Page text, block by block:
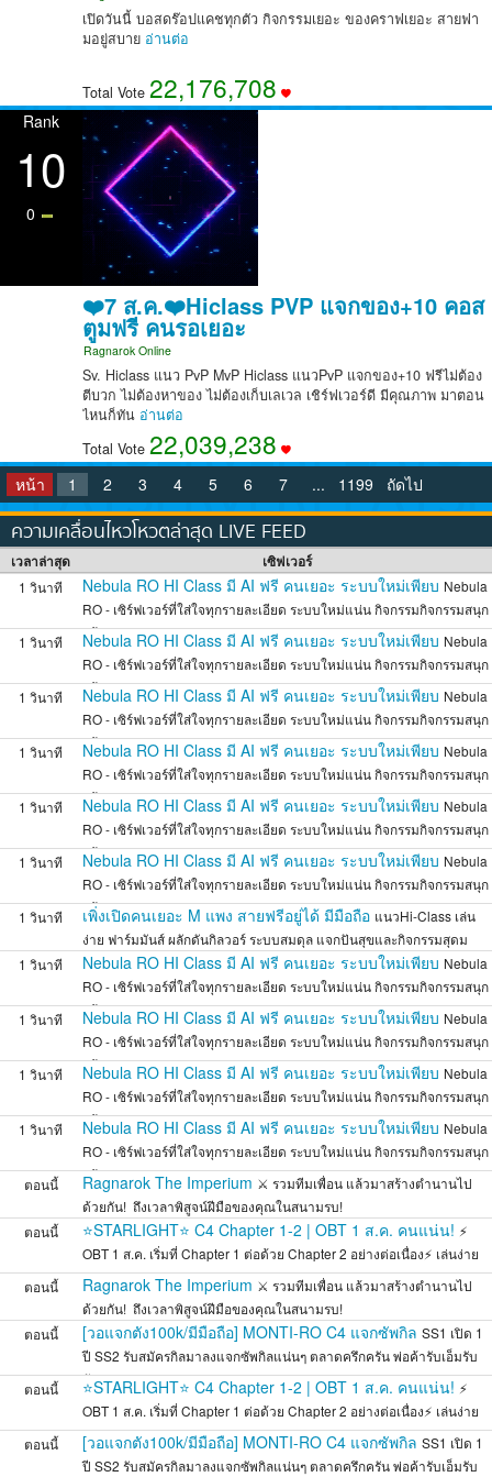
เปิดวันนี้ บอสดร๊อปแคชทุกตัว กิจกรรมเยอะ ของคราฟเยอะ สายฟา
มอยู่สบาย อ่านต่อ
Total Vote 22,176,708
Rank
10
0
❤️7 ส.ค.❤️Hiclass PVP แจกของ+10 คอส
ตูมฟรี คนรอเยอะ
Ragnarok Online
Sv. Hiclass แนว PvP MvP Hiclass แนวPvP แจกของ+10 ฟรีไม่ต้อง
ตีบวก ไม่ต้องหาของ ไม่ต้องเก็บเลเวล เชิร์ฟเวอร์ดี มีคุณภาพ มาตอน
ไหนก็ทัน อ่านต่อ
Total Vote 22,039,238
หน้า 1 2 3 4 5 6 7 ... 1199 ถัดไป
ความเคลื่อนไหวโหวตล่าสุด LIVE FEED
เวลาล่าสุด เซิฟเวอร์
1 วินาที Nebula RO HI Class มี AI ฟรี คนเยอะ ระบบใหม่เพียบ Nebula
RO - เซิร์ฟเวอร์ที่ใส่ใจทุกรายละเอียด ระบบใหม่แน่น กิจกรรมกิจกรรมสนุก
พร้
1 วินาที Nebula RO HI Class มี AI ฟรี คนเยอะ ระบบใหม่เพียบ Nebula
RO - เซิร์ฟเวอร์ที่ใส่ใจทุกรายละเอียด ระบบใหม่แน่น กิจกรรมกิจกรรมสนุก
พร้
1 วินาที Nebula RO HI Class มี AI ฟรี คนเยอะ ระบบใหม่เพียบ Nebula
RO - เซิร์ฟเวอร์ที่ใส่ใจทุกรายละเอียด ระบบใหม่แน่น กิจกรรมกิจกรรมสนุก
พร้
1 วินาที Nebula RO HI Class มี AI ฟรี คนเยอะ ระบบใหม่เพียบ Nebula
RO - เซิร์ฟเวอร์ที่ใส่ใจทุกรายละเอียด ระบบใหม่แน่น กิจกรรมกิจกรรมสนุก
พร้
1 วินาที Nebula RO HI Class มี AI ฟรี คนเยอะ ระบบใหม่เพียบ Nebula
RO - เซิร์ฟเวอร์ที่ใส่ใจทุกรายละเอียด ระบบใหม่แน่น กิจกรรมกิจกรรมสนุก
พร้
1 วินาที Nebula RO HI Class มี AI ฟรี คนเยอะ ระบบใหม่เพียบ Nebula
RO - เซิร์ฟเวอร์ที่ใส่ใจทุกรายละเอียด ระบบใหม่แน่น กิจกรรมกิจกรรมสนุก
พร้
1 วินาที เพิ่งเปิดคนเยอะ M แพง สายฟรีอยู่ได้ มีมือถือ แนวHi-Class เล่น
ง่าย ฟาร์มมันส์ ผลักดันกิลวอร์ ระบบสมดุล แจกปันสุขและกิจกรรมสุดม
1 วินาที
Nebula RO HI Class มี AI ฟรี คนเยอะ ระบบใหม่เพียบ Nebula
RO - เซิร์ฟเวอร์ที่ใส่ใจทุกรายละเอียด ระบบใหม่แน่น กิจกรรมกิจกรรมสนุก
พร้
1 วินาที Nebula RO HI Class มี AI ฟรี คนเยอะ ระบบใหม่เพียบ Nebula
RO - เซิร์ฟเวอร์ที่ใส่ใจทุกรายละเอียด ระบบใหม่แน่น กิจกรรมกิจกรรมสนุก
พร้
1 วินาที Nebula RO HI Class มี AI ฟรี คนเยอะ ระบบใหม่เพียบ Nebula
RO - เซิร์ฟเวอร์ที่ใส่ใจทุกรายละเอียด ระบบใหม่แน่น กิจกรรมกิจกรรมสนุก
พร้
1 วินาที Nebula RO HI Class มี AI ฟรี คนเยอะ ระบบใหม่เพียบ Nebula
RO - เซิร์ฟเวอร์ที่ใส่ใจทุกรายละเอียด ระบบใหม่แน่น กิจกรรมกิจกรรมสนุก
พร้
ตอนนี้ Ragnarok The Imperium ⚔️ รวมทีมเพื่อน แล้วมาสร้างตำนานไป
ด้วยกัน! ️ ถึงเวลาพิสูจน์ฝีมือของคุณในสนามรบ!
ตอนนี้
⭐STARLIGHT⭐ C4 Chapter 1-2 | OBT 1 ส.ค. คนแน่น! ⚡
OBT 1 ส.ค. เริ่มที่ Chapter 1 ต่อด้วย Chapter 2 อย่างต่อเนื่อง⚡ เล่นง่าย
สมดุล
ตอนนี้ Ragnarok The Imperium ⚔️ รวมทีมเพื่อน แล้วมาสร้างตำนานไป
ด้วยกัน! ️ ถึงเวลาพิสูจน์ฝีมือของคุณในสนามรบ!
ตอนนี้
[วอแจกตัง100k/มีมือถือ] MONTI-RO C4 แจกซัพกิล SS1 เปิด 1
ปี SS2 รับสมัครกิลมาลงแจกซัพกิลแน่นๆ ตลาดครึกครัน พ่อค้ารับเอ็มรับ
กัน
ตอนนี้ ⭐STARLIGHT⭐ C4 Chapter 1-2 | OBT 1 ส.ค. คนแน่น! ⚡
OBT 1 ส.ค. เริ่มที่ Chapter 1 ต่อด้วย Chapter 2 อย่างต่อเนื่อง⚡ เล่นง่าย
สมดุล
ตอนนี้ [วอแจกตัง100k/มีมือถือ] MONTI-RO C4 แจกซัพกิล SS1 เปิด 1
ปี SS2 รับสมัครกิลมาลงแจกซัพกิลแน่นๆ ตลาดครึกครัน พ่อค้ารับเอ็มรับ